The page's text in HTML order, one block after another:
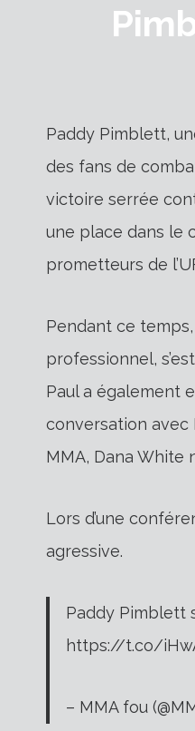
Paddy Pimblett,
des fans de
victoire serrée
une place dans le
prometteurs de
Pendant ce
professionnel,
Paul a également
conversation avec
MMA, Dana White
Lors d’une
agressive.
Paddy Pimblett
https://t.co/
– MMA fou